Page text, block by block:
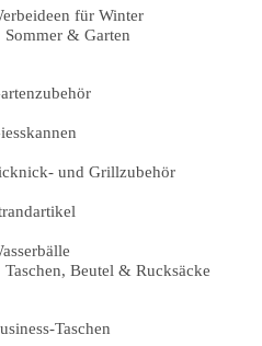
für Winter
Sommer & Garten
und Grillzubehör
Taschen, Beutel & Rucksäcke
Taschen